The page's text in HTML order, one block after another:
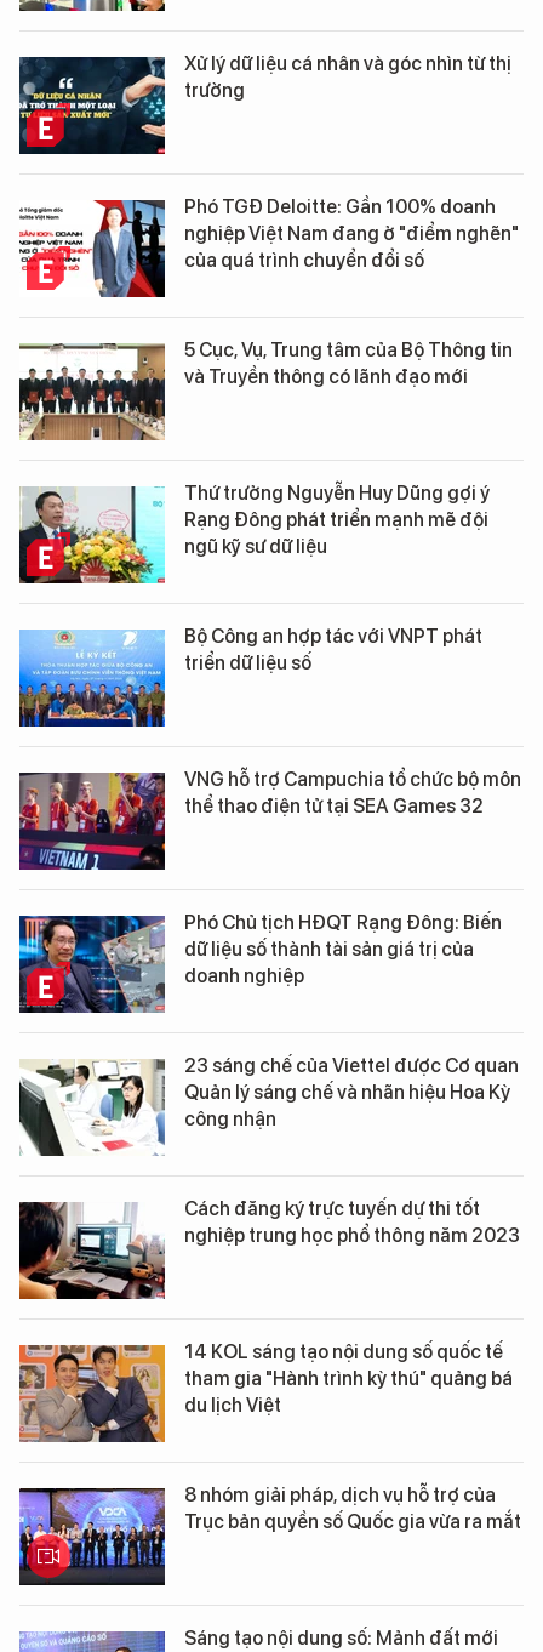
Xử lý dữ liệu cá nhân và góc nhìn từ thị
trường
Phó TGĐ Deloitte: Gần 100% doanh
nghiệp Việt Nam đang ở "điểm nghẽn"
của quá trình chuyển đổi số
5 Cục, Vụ, Trung tâm của Bộ Thông tin
và Truyền thông có lãnh đạo mới
Thứ trưởng Nguyễn Huy Dũng gợi ý
Rạng Đông phát triển mạnh mẽ đội
ngũ kỹ sư dữ liệu
Bộ Công an hợp tác với VNPT phát
triển dữ liệu số
VNG hỗ trợ Campuchia tổ chức bộ môn
thể thao điện tử tại SEA Games 32
Phó Chủ tịch HĐQT Rạng Đông: Biến
dữ liệu số thành tài sản giá trị của
doanh nghiệp
23 sáng chế của Viettel được Cơ quan
Quản lý sáng chế và nhãn hiệu Hoa Kỳ
công nhận
Cách đăng ký trực tuyến dự thi tốt
nghiệp trung học phổ thông năm 2023
14 KOL sáng tạo nội dung số quốc tế
tham gia "Hành trình kỳ thú" quảng bá
du lịch Việt
8 nhóm giải pháp, dịch vụ hỗ trợ của
Trục bản quyền số Quốc gia vừa ra mắt
Sáng tạo nội dung số: Mảnh đất mới